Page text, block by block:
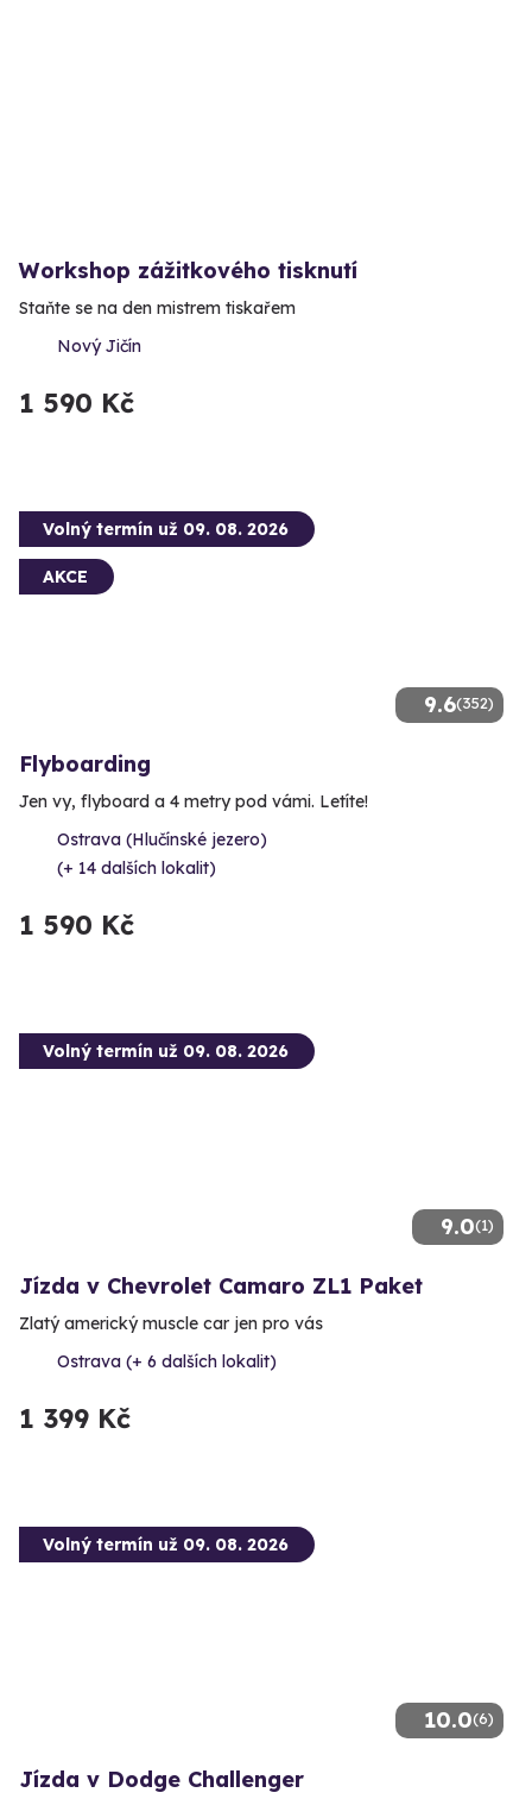
Workshop zážitkového tisknutí
Staňte se na den mistrem tiskařem
Nový Jičín
1 590 Kč
9.6(352)
Volný termín už 09. 08. 2026
AKCE
Flyboarding
Jen vy, flyboard a 4 metry pod vámi. Letíte!
Ostrava (Hlučínské jezero)
(+ 14 dalších lokalit)
1 590 Kč
9.0(1)
Volný termín už 09. 08. 2026
Jízda v Chevrolet Camaro ZL1 Paket
Zlatý americký muscle car jen pro vás
Ostrava (+ 6 dalších lokalit)
1 399 Kč
10.0(6)
Volný termín už 09. 08. 2026
Jízda v Dodge Challenger